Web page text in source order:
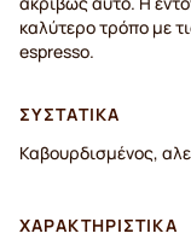
καλύτερο τρόπο με
espresso.
ΣΥΣΤΑΤΙΚΆ
Καβουρδισμένος,
ΧΑΡΑΚΤΗΡΙΣΤΙΚΆ